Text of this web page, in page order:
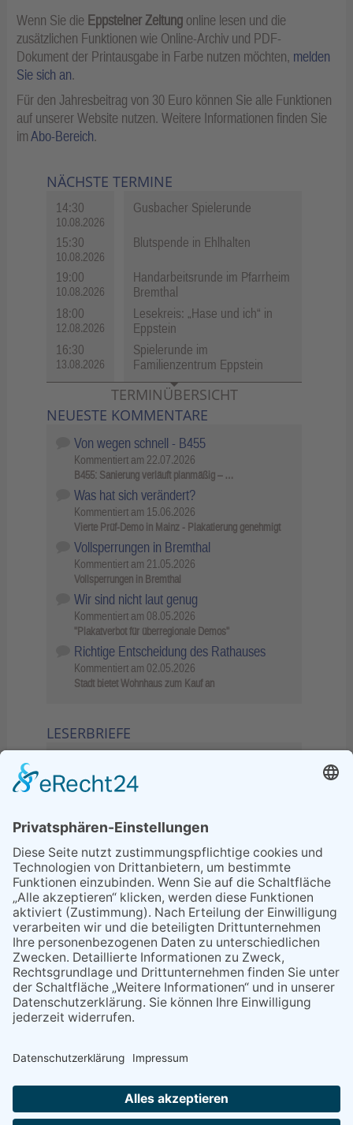
Wenn Sie die Eppsteiner Zeitung online lesen und die
zusätzlichen Funktionen wie Online-Archiv und PDF-
Dokument der Printausgabe in Farbe nutzen möchten, melden
Sie sich an.
Für den Jahresbeitrag von 30 Euro können Sie alle Funktionen
auf unserer Website nutzen. Weitere Informationen finden Sie
imAbo-Bereich.
NÄCHSTE TERMINE
14:30
10.08.2026
Gusbacher Spielerunde
15:30
10.08.2026
Blutspende in Ehlhalten
19:00
10.08.2026
Handarbeitsrunde im Pfarrheim
Bremthal
18:00
12.08.2026
Lesekreis: „Hase und ich“ in
Eppstein
16:30
13.08.2026
Spielerunde im
Familienzentrum Eppstein
TERMINÜBERSICHT
NEUESTE KOMMENTARE
Von wegen schnell - B455
Kommentiert am 22.07.2026
B455: Sanierung verläuft planmäßig – …
Was hat sich verändert?
Kommentiert am 15.06.2026
Vierte Prüf-Demo in Mainz - Plakatierung genehmigt
Vollsperrungen in Bremthal
Kommentiert am 21.05.2026
Vollsperrungen in Bremthal
Wir sind nicht laut genug
Kommentiert am 08.05.2026
"Plakatverbot für überregionale Demos"
Richtige Entscheidung des Rathauses
Kommentiert am 02.05.2026
Stadt bietet Wohnhaus zum Kauf an
LESERBRIEFE
Sperrung B455: Kleiner
Grenzverkehr statt weite Wege
21.04.2026
Wenn Bahn-Computer nicht
miteinander kommunizieren
11.03.2026
"Plakatverbot für überregionale
Demos"
04.02.2026
Gelbe Tonne – Ein kleiner Blick
über den Tellerand
04.02.2026
Plastikersparnis durch Nutzung
von Gelber Tonne statt Säcken
NACH OBEN